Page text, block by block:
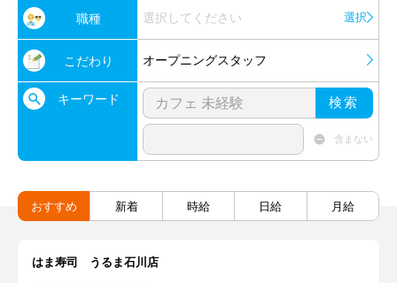
職種 選択してください 選択
こだわり オープニングスタッフ
キーワード 検索
含まない
おすすめ 新着 時給 日給 月給
はま寿司 うるま石川店